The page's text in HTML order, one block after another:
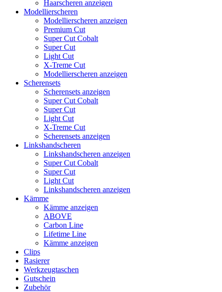
Haarscheren anzeigen
Modellierscheren
Modellierscheren anzeigen
Premium Cut
Super Cut Cobalt
Super Cut
Light Cut
X-Treme Cut
Modellierscheren anzeigen
Scherensets
Scherensets anzeigen
Super Cut Cobalt
Super Cut
Light Cut
X-Treme Cut
Scherensets anzeigen
Linkshandscheren
Linkshandscheren anzeigen
Super Cut Cobalt
Super Cut
Light Cut
Linkshandscheren anzeigen
Kämme
Kämme anzeigen
ABOVE
Carbon Line
Lifetime Line
Kämme anzeigen
Clips
Rasierer
Werkzeugtaschen
Gutschein
Zubehör